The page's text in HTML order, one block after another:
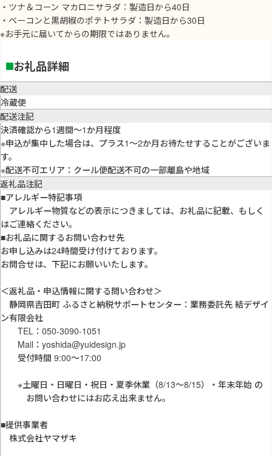
・ツナ＆コーン マカロニサラダ：製造日から40日
・ベーコンと黒胡椒のポテトサラダ：製造日から30日
※お手元に届いてからの期限ではありません。
お礼品詳細
配送
冷蔵便
配送注記
決済確認から1週間〜1か月程度
※申込が集中した場合は、プラス1〜2か月お待たせすることがございま
す。
※配送不可エリア：クール便配送不可の一部離島や地域
返礼品注記
■アレルギー特記事項
アレルギー物質などの表示につきましては、お礼品に記載、もしく
はご連絡ください。
■お礼品に関するお問い合わせ先
お申し込みは24時間受け付けております。
お問合せは、下記にお願いいたします。
＜返礼品・申込情報に関する問い合わせ＞
静岡県吉田町 ふるさと納税サポートセンター：業務委託先 結デザイ
ン有限会社
TEL：050-3090-1051
Mail：yoshida@yuidesign.jp
受付時間 9:00〜17:00
※土曜日・日曜日・祝日・夏季休業（8/13〜8/15）・年末年始 の
お問い合わせにはお応え出来ません。
■提供事業者
株式会社ヤマザキ